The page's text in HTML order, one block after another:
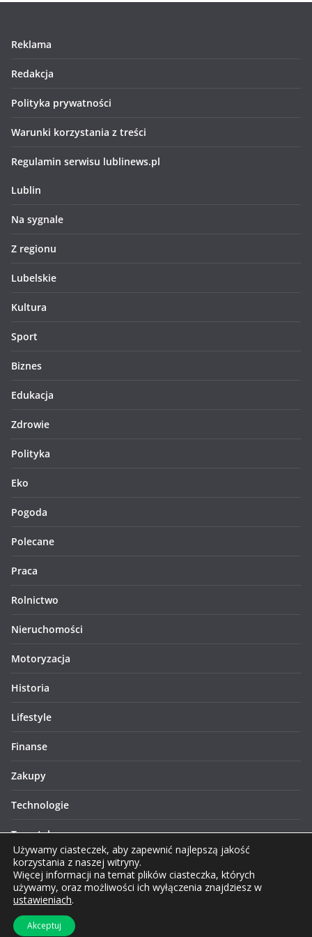
Reklama
Redakcja
Polityka prywatności
Warunki korzystania z treści
Regulamin serwisu lublinews.pl
Lublin
Na sygnale
Z regionu
Lubelskie
Kultura
Sport
Biznes
Edukacja
Zdrowie
Polityka
Eko
Pogoda
Polecane
Praca
Rolnictwo
Nieruchomości
Motoryzacja
Historia
Lifestyle
Finanse
Zakupy
Technologie
Turystyka
Używamy ciasteczek, aby zapewnić najlepszą jakość
korzystania z naszej witryny.
Więcej informacji na temat plików ciasteczka, których
używamy, oraz możliwości ich wyłączenia znajdziesz w
ustawieniach.
Akceptuj